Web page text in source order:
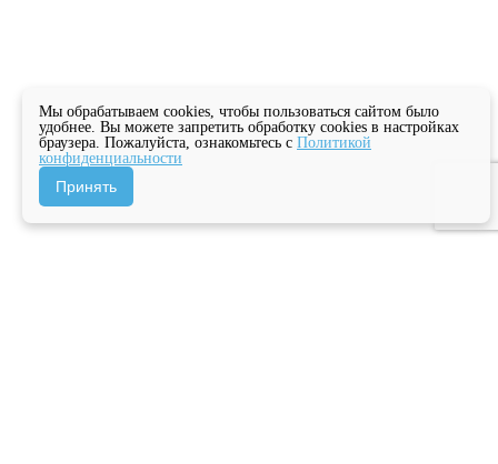
Мы обрабатываем cookies, чтобы пользоваться сайтом было
удобнее. Вы можете запретить обработку cookies в настройках
браузера. Пожалуйста, ознакомьтесь с Политикой
конфиденциальности
Принять